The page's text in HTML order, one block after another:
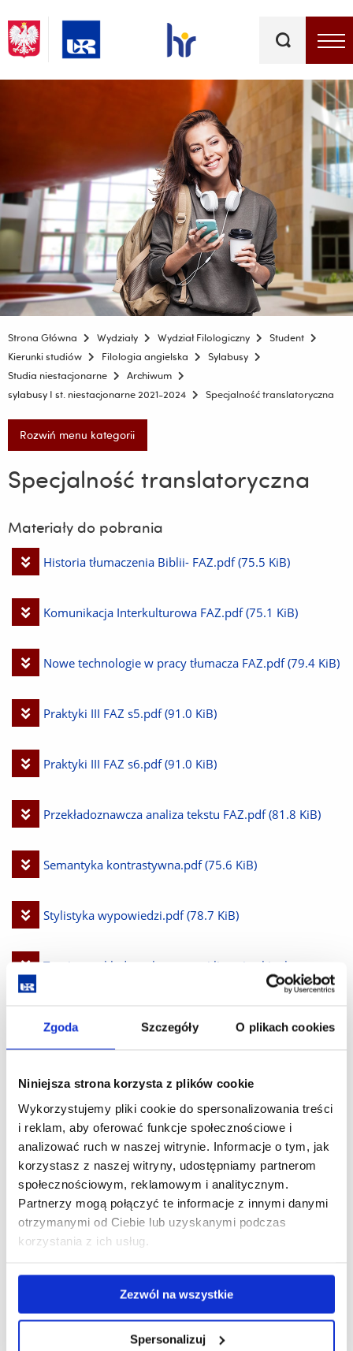
Zgoda Szczegóły O plikach cookies
Niniejsza strona korzysta z plików cookie
Wykorzystujemy pliki cookie do spersonalizowania treści
i reklam, aby oferować funkcje społecznościowe i
analizować ruch w naszej witrynie. Informacje o tym, jak
korzystasz z naszej witryny, udostępniamy partnerom
społecznościowym, reklamowym i analitycznym.
Partnerzy mogą połączyć te informacje z innymi danymi
otrzymanymi od Ciebie lub uzyskanymi podczas
korzystania z ich usług.
Zezwól na wszystkie
Spersonalizuj
kluczowe
Strona Główna Wydziały Wydział Filologiczny
Student
Kierunki studiów
Filologia angielska
Sylabusy
Studia niestacjonarne
Archiwum
sylabusy I st. niestacjonarne 2021-2024
Specjalność translatoryczna
Rozwiń menu kategorii
Specjalność translatoryczna
Materiały do pobrania
Pobierz
Historia tłumaczenia Biblii- FAZ.pdf (75.5 KiB)
Pobierz
Komunikacja Interkulturowa FAZ.pdf (75.1 KiB)
Pobierz
Nowe technologie w pracy tłumacza FAZ.pdf (79.4 KiB)
Pobierz
Praktyki III FAZ s5.pdf (91.0 KiB)
Pobierz
Praktyki III FAZ s6.pdf (91.0 KiB)
Pobierz
Przekładoznawcza analiza tekstu FAZ.pdf (81.8 KiB)
Pobierz
Semantyka kontrastywna.pdf (75.6 KiB)
Pobierz
Stylistyka wypowiedzi.pdf (78.7 KiB)
Pobierz
Teoria przekładu z elementami lingwistyki tekstu
Pobierz
plik
Tłumaczenia tekstów specjalistycznych FAZ.pdf
KiB)
Pobierz
plik
Tłumaczenie tekstów literackich.pdf (112.6 KiB)
Pobierz
plik
Tłumaczenie tekstów nieliterackich II i III FAZ.pdf
KiB)
Pobierz
plik
Wprowadzenie do przekładu ustnego FAZ_transl..pdf